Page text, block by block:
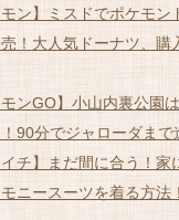
モン】ミスドでポケモン
！大人気ドーナツ、購
モンGO】小山内裏公園
90分でジャローダまで
イチ】まだ間に合う！家
ニースーツを着る方法！